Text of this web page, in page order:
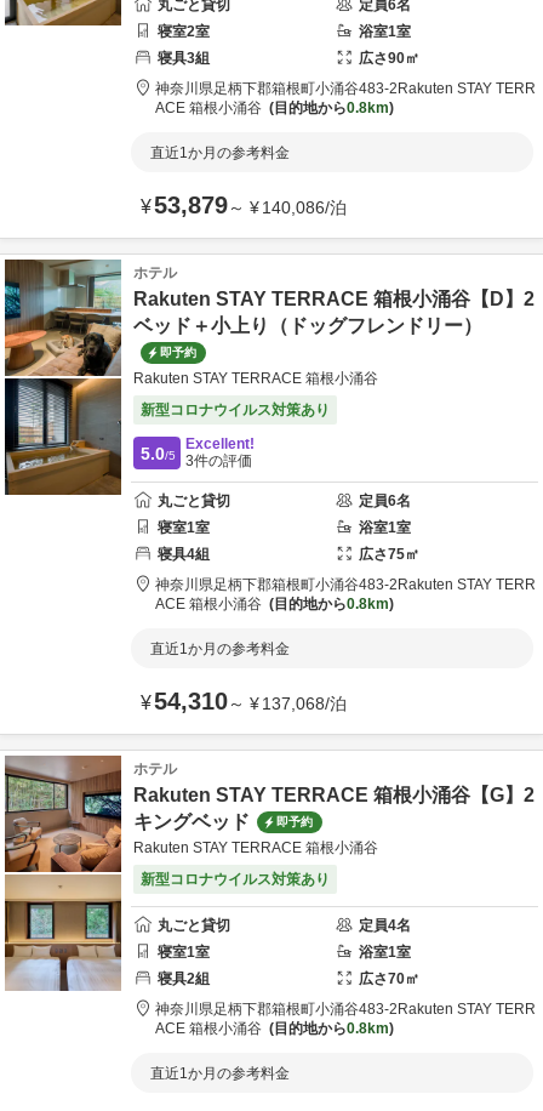
丸ごと貸切 定員6名
寝室2室 浴室1室
寝具3組 広さ90㎡
神奈川県足柄下郡箱根町小涌谷483-2 Rakuten STAY TERR
ACE 箱根小涌谷
目的地から0.8km
直近1か月の参考料金
¥53,879～ ¥140,086/泊
ホテル
Rakuten STAY TERRACE 箱根小涌谷【D】2
ベッド＋小上り（ドッグフレンドリー）
即予約
Rakuten STAY TERRACE 箱根小涌谷
新型コロナウイルス対策あり
5.0/5
Excellent!
3件の評価
丸ごと貸切 定員6名
寝室1室 浴室1室
寝具4組 広さ75㎡
神奈川県足柄下郡箱根町小涌谷483-2 Rakuten STAY TERR
ACE 箱根小涌谷
目的地から0.8km
直近1か月の参考料金
¥54,310～ ¥137,068/泊
ホテル
Rakuten STAY TERRACE 箱根小涌谷【G】2
キングベッド
即予約
Rakuten STAY TERRACE 箱根小涌谷
新型コロナウイルス対策あり
丸ごと貸切 定員4名
寝室1室 浴室1室
寝具2組 広さ70㎡
神奈川県足柄下郡箱根町小涌谷483-2 Rakuten STAY TERR
ACE 箱根小涌谷
目的地から0.8km
直近1か月の参考料金